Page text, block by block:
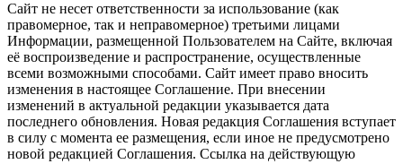
Сайт не несет ответственности за использование (как
правомерное, так и неправомерное) третьими лицами
Информации, размещенной Пользователем на Сайте, включая
её воспроизведение и распространение, осуществленные
всеми возможными способами. Сайт имеет право вносить
изменения в настоящее Соглашение. При внесении
изменений в актуальной редакции указывается дата
последнего обновления. Новая редакция Соглашения вступает
в силу с момента ее размещения, если иное не предусмотрено
новой редакцией Соглашения. Ссылка на действующую